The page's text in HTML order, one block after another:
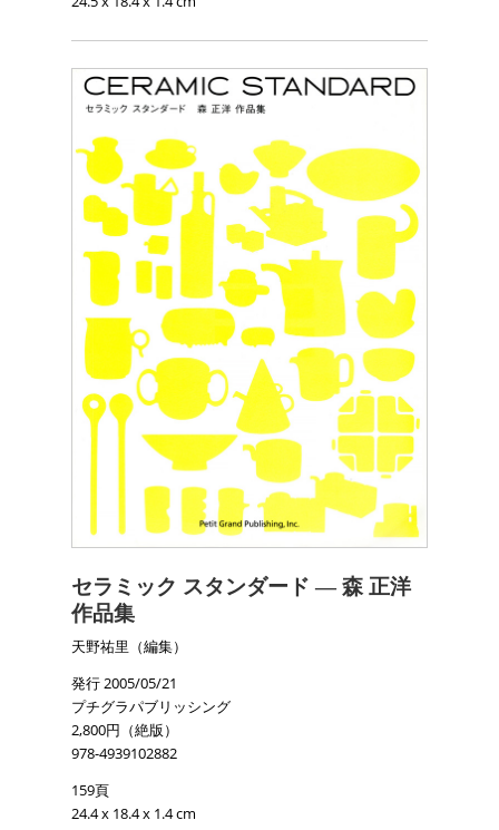
セラミック スタンダード ― 森 正洋
作品集
天野祐里（編集）
発行 2005/05/21
プチグラパブリッシング
2,800円（絶版）
978-4939102882
159頁
24.4 x 18.4 x 1.4 cm